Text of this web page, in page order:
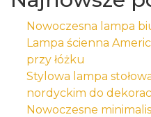
Nowoczesna lampa
Lampa ścienna
przy łóżku
Stylowa lampa
nordyckim do
Nowoczesne